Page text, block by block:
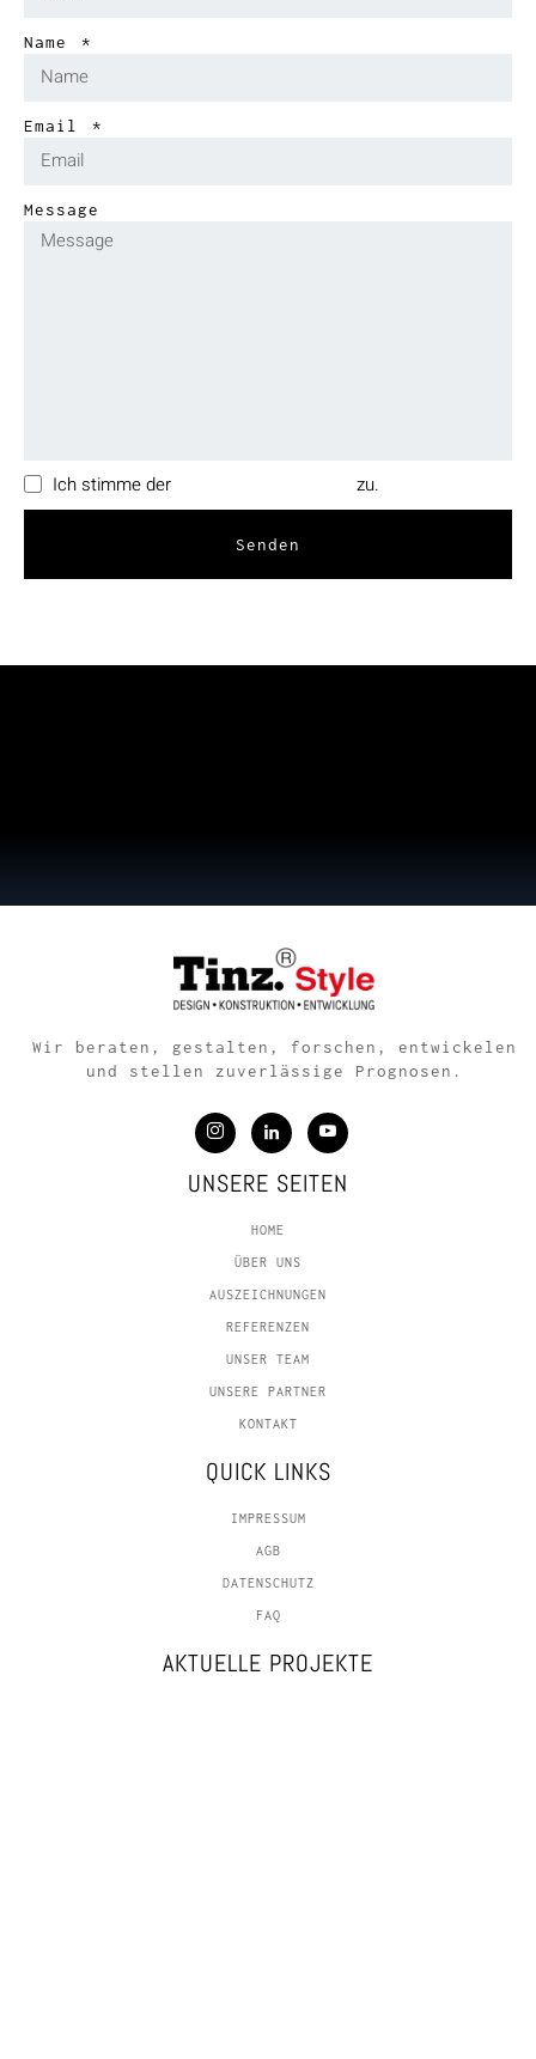
Name
Email
Message
Ich stimme der zu.
Senden
Wir beraten, gestalten, forschen, entwickelen
und stellen zuverlässige Prognosen.
UNSERE SEITEN
HOME
ÜBER UNS
AUSZEICHNUNGEN
REFERENZEN
UNSER TEAM
UNSERE PARTNER
KONTAKT
QUICK LINKS
IMPRESSUM
AGB
DATENSCHUTZ
FAQ
AKTUELLE PROJEKTE